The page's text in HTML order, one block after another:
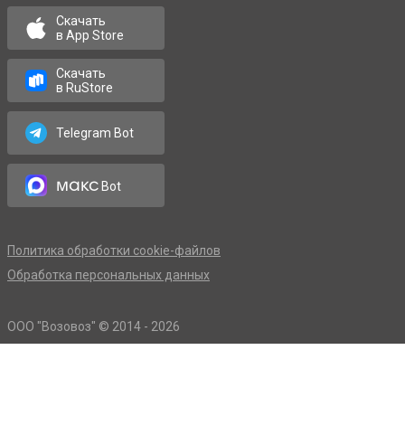
Скачать
в App Store
Скачать
в RuStore
Telegram Bot
максBot
OOO "Возовоз" © 2014 - 2026
Политика обработки cookie-файлов
Обработка персональных данных